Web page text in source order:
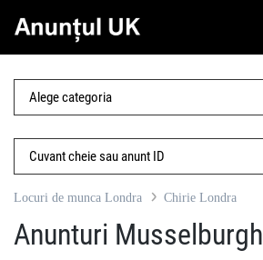
Locuri de munca Londra Chirie Londra
Anunturi Musselburgh